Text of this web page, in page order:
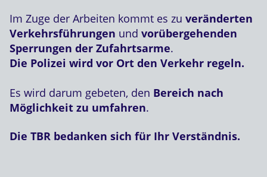
Im Zuge der Arbeiten kommt es zu veränderten
Verkehrsführungen und vorübergehenden
Sperrungen der Zufahrtsarme.
Die Polizei wird vor Ort den Verkehr regeln.
Es wird darum gebeten, den Bereich nach
Möglichkeit zu umfahren.
Die TBR bedanken sich für Ihr Verständnis.